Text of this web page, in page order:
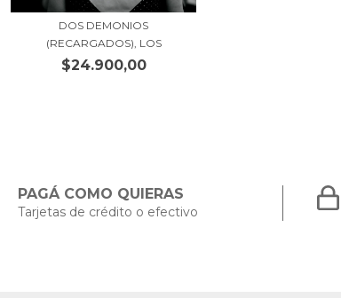
DOS DEMONIOS
(RECARGADOS), LOS
$24.900,00
PAGÁ COMO QUIERAS
Tarjetas de crédito o efectivo